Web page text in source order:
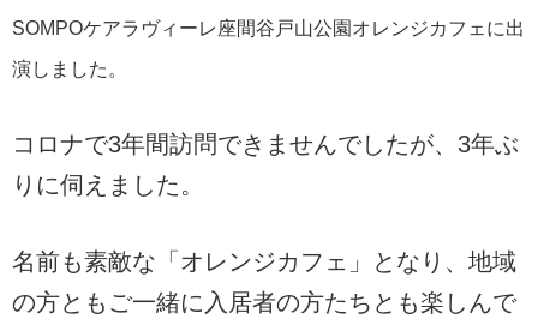
SOMPOケアラヴィーレ座間谷戸山公園オレンジカフェに出
演しました。
コロナで3年間訪問できませんでしたが、3年ぶ
りに伺えました。
名前も素敵な「オレンジカフェ」となり、地域
の方ともご一緒に入居者の方たちとも楽しんで